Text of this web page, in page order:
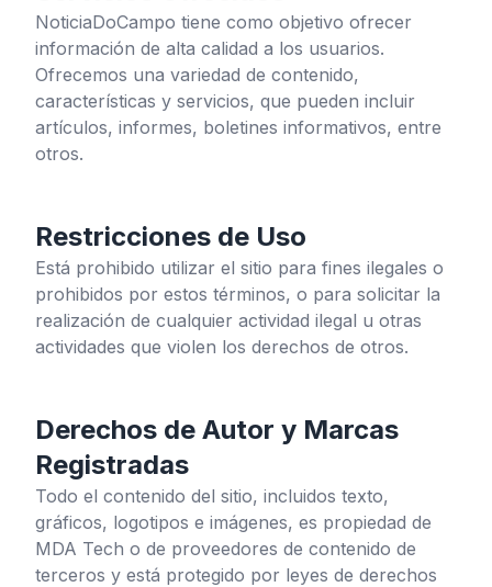
NoticiaDoCampo tiene como objetivo ofrecer
información de alta calidad a los usuarios.
Ofrecemos una variedad de contenido,
características y servicios, que pueden incluir
artículos, informes, boletines informativos, entre
otros.
Restricciones de Uso
Está prohibido utilizar el sitio para fines ilegales o
prohibidos por estos términos, o para solicitar la
realización de cualquier actividad ilegal u otras
actividades que violen los derechos de otros.
Derechos de Autor y Marcas
Registradas
Todo el contenido del sitio, incluidos texto,
gráficos, logotipos e imágenes, es propiedad de
MDA Tech o de proveedores de contenido de
terceros y está protegido por leyes de derechos